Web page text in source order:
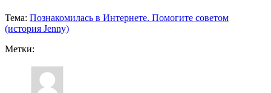
Тема: Познакомилась в Интернете. Помогите советом
(история Jenny)
Метки: